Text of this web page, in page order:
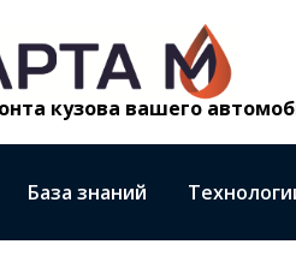
кузова вашего
База знаний